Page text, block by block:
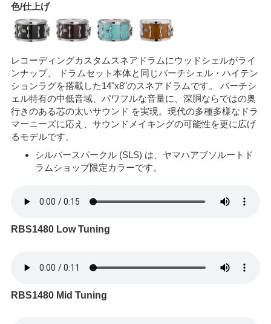
色/仕上げ
レコーディングカスタムスネアドラムにウッドシェルがライ
ンナップ、 ドラムセット本体と同じバーチシェル・ハイテン
ションラグを搭載した14"x8"のスネアドラムです。 バーチシ
ェル特有の中低音域、パワフルな音量に、深胴ならではの奥
行きのある芯の太いサウンド を実現。現代の多種多様なドラ
マーニーズに応え、サウンドメイキングの可能性を更に広げ
るモデルです。
シルバースパークル (SLS) は、ヤマハアブソルートド
ラムショップ限定カラーです。
RBS1480 Low Tuning
RBS1480 Mid Tuning